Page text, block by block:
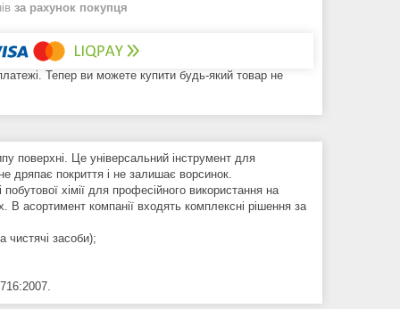
за рахунок покупця
Тепер ви можете купити будь-який товар не
поверхні. Це універсальний інструмент для
дряпає покриття і не залишає ворсинок.
хімії для професійного використання на
В асортимент компанії входять комплексні рішення за
чистячі засоби);